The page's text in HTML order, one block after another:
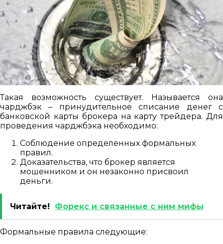
Такая возможность существует. Называется она
чарджбэк – принудительное списание денег с
банковской карты брокера на карту трейдера. Для
проведения чарджбэка необходимо:
Соблюдение определенных формальных
правил.
Доказательства, что брокер является
мошенником и он незаконно присвоил
деньги.
Читайте! Форекс и связанные с ним мифы
Формальные правила следующие: